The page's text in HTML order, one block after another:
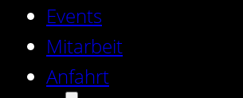
Events
Mitarbeit
Anfahrt